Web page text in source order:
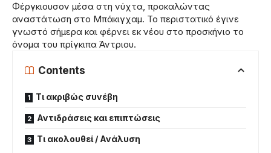
Φέργκιουσον μέσα στη νύχτα, προκαλώντας
αναστάτωση στο Μπάκιγχαμ. Το περιστατικό έγινε
γνωστό σήμερα και φέρνει εκ νέου στο προσκήνιο το
όνομα του πρίγκιπα Άντριου.
Contents
Τι ακριβώς συνέβη
Αντιδράσεις και επιπτώσεις
Τι ακολουθεί / Ανάλυση